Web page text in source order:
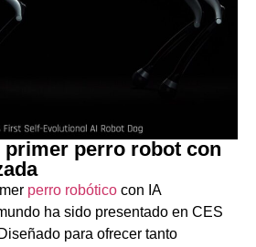
primer perro robot con
perro robótico con IA
ha sido presentado en CES
para ofrecer tanto